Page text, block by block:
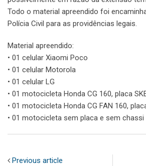
Todo o material apreendido foi
Polícia Civil para as providências legais.
Material apreendido:
• 01 celular Xiaomi Poco
• 01 celular Motorola
• 01 celular LG
• 01 motocicleta Honda CG 160, placa
• 01 motocicleta Honda CG FAN 160,
• 01 motocicleta sem placa e sem chassi
Previous article